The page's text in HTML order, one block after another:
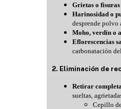
Grietas o fisuras
Harinosidad o
desprende polvo
Moho, verdín o
Eflorescencias
carbonatación
2. Eliminación de
Retirar
sueltas,
Cepillo